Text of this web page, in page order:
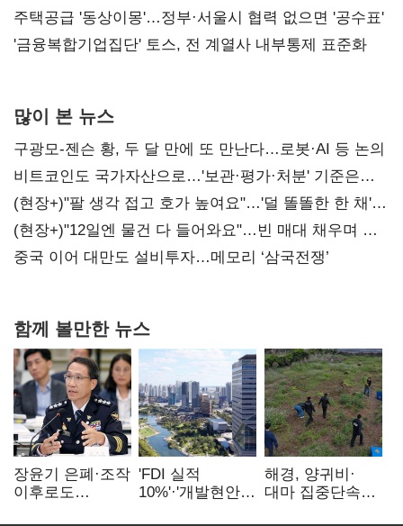
진실 밝혀야"
주택공급 '동상이몽'…정부·서울시 협력 없으면 '공수표'
'금융복합기업집단' 토스, 전 계열사 내부통제 표준화
많이 본 뉴스
구광모-젠슨 황, 두 달 만에 또 만난다…로봇·AI 등 논의
비트코인도 국가자산으로…'보관·평가·처분' 기준은
숙제
(현장+)"팔 생각 접고 호가 높여요"…'덜 똘똘한 한 채'
20억 키맞추기
(현장+)"12일엔 물건 다 들어와요"…빈 매대 채우며 문
연 홈플러스
중국 이어 대만도 설비투자…메모리 ‘삼국전쟁’
함께 볼만한 뉴스
장윤기 은폐·조작
이후로도
'FDI 실적
10%'·'개발현안
해경, 양귀비·
대마 집중단속…